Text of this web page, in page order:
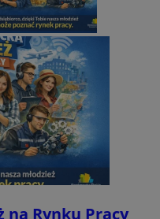
na Rynku Pracy